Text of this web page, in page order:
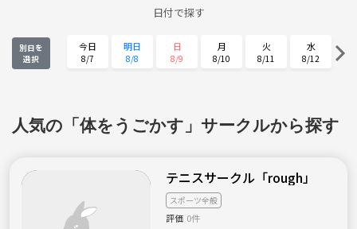
日付で探す
別日を
選択
今日
8/7
明日
8/8
日
8/9
月
8/10
火
8/11
水
8/12
水
8/19
木
8/20
金
8/21 8/22
日
8/23
月
8/24
8/26
8/31
水
9/2
木
9/3
人気の「体をうごかす」サークルから探す
テニスサークル「rough」
スポーツ全般
評価 0件